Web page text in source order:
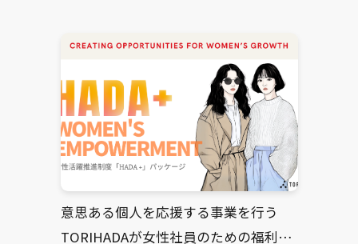
意思ある個人を応援する事業を行う
TORIHADAが女性社員のための福利